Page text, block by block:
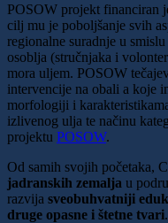
POSOW projekt financiran
cilj mu je poboljšanje svih
regionalne suradnje u
osoblja (stručnjaka i
mora uljem. POSOW
intervencije na obali a koje
morfologiji i
izlivenog ulja te načinu
projektu POSOW.
Od samih svojih početaka,
jadranskih zemalja u
razvija sveobuhvatniji
druge opasne i štetne tvari.